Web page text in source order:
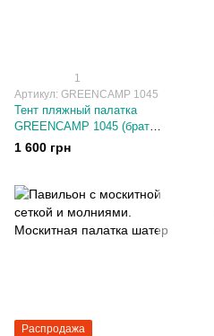
1
Артикул: GREENCAMP 1045
Тент пляжный палатка
GREENCAMP 1045 (брат
Coleman 1038 Польша) (2,2 х
2,2 х 1,6 м)
1 600 грн
Распродажа